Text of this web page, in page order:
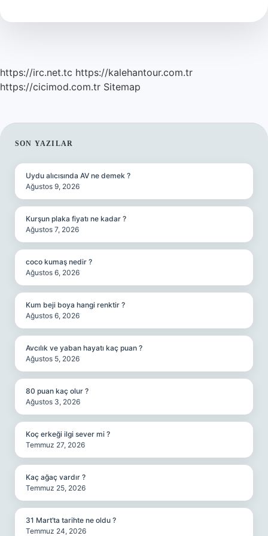
https://irc.net.tc https://kalehantour.com.tr
https://cicimod.com.tr Sitemap
SIDEBAR
SON YAZILAR
Uydu alıcısında AV ne demek ?
Ağustos 9, 2026
Kurşun plaka fiyatı ne kadar ?
Ağustos 7, 2026
coco kumaş nedir ?
Ağustos 6, 2026
Kum beji boya hangi renktir ?
Ağustos 6, 2026
Avcılık ve yaban hayatı kaç puan ?
Ağustos 5, 2026
80 puan kaç olur ?
Ağustos 3, 2026
Koç erkeği ilgi sever mi ?
Temmuz 27, 2026
Kaç ağaç vardır ?
Temmuz 25, 2026
31 Mart’ta tarihte ne oldu ?
Temmuz 24, 2026